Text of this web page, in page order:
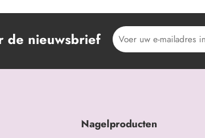
de nieuwsbrief
Nagelproducten